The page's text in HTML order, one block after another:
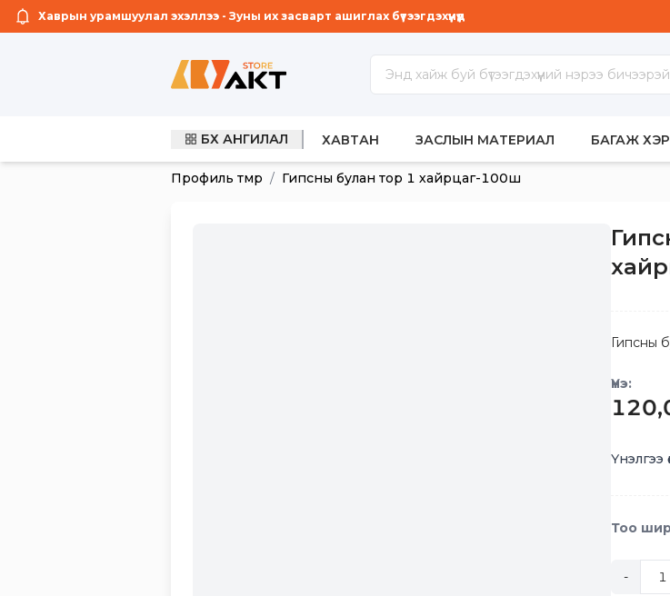
Хаврын урамшуулал эхэллээ - Зуны их засварт ашиглах бүтээгдэхүүнүүд
БҮХ АНГИЛАЛ ХАВТАН ЗАСЛЫН МАТЕРИАЛ БАГАЖ
ГЭРЭЛТ САМБАР
Профиль төмөр / Гипсны булан тор 1 хайрцаг-100ш
Гипсны
Үнэ:
Үнэлгээ
Тоо
-